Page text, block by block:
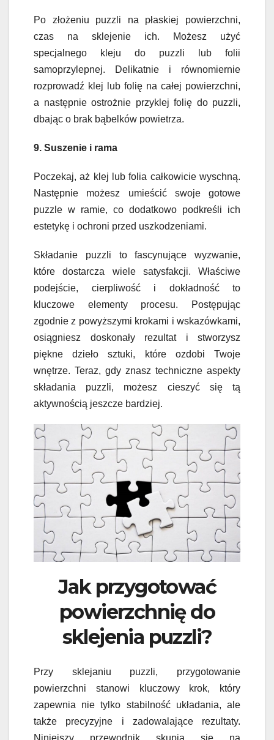
Po złożeniu puzzli na płaskiej powierzchni,
czas na sklejenie ich. Możesz użyć
specjalnego kleju do puzzli lub folii
samoprzylepnej. Delikatnie i równomiernie
rozprowadź klej lub folię na całej powierzchni,
a następnie ostrożnie przyklej folię do puzzli,
dbając o brak bąbelków powietrza.
9. Suszenie i rama
Poczekaj, aż klej lub folia całkowicie wyschną.
Następnie możesz umieścić swoje gotowe
puzzle w ramie, co dodatkowo podkreśli ich
estetykę i ochroni przed uszkodzeniami.
Składanie puzzli to fascynujące wyzwanie,
które dostarcza wiele satysfakcji. Właściwe
podejście, cierpliwość i dokładność to
kluczowe elementy procesu. Postępując
zgodnie z powyższymi krokami i wskazówkami,
osiągniesz doskonały rezultat i stworzysz
piękne dzieło sztuki, które ozdobi Twoje
wnętrze. Teraz, gdy znasz techniczne aspekty
składania puzzli, możesz cieszyć się tą
aktywnością jeszcze bardziej.
Jak przygotować
powierzchnię do
sklejenia puzzli?
Przy sklejaniu puzzli, przygotowanie
powierzchni stanowi kluczowy krok, który
zapewnia nie tylko stabilność układania, ale
także precyzyjne i zadowalające rezultaty.
Niniejszy przewodnik skupia się na